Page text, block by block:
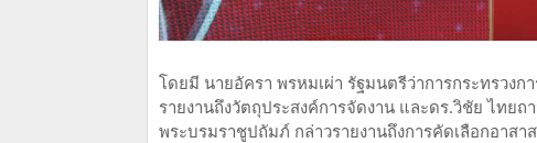
โดยมี นายอัครา พรหมเผ่า รัฐมนตรีว่าการกระทรวง
รายงานถึงวัตถุประสงค์การจัดงาน และดร.วิชัย ไทย
พระบรมราชูปถัมภ์ กล่าวรายงานถึงการคัดเลือกอาส